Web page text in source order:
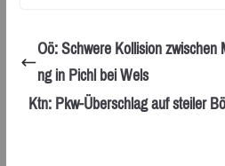
Oö: Schwere Kollision
ng in Pichl bei Wels
Ktn: Pkw-Überschlag auf steiler